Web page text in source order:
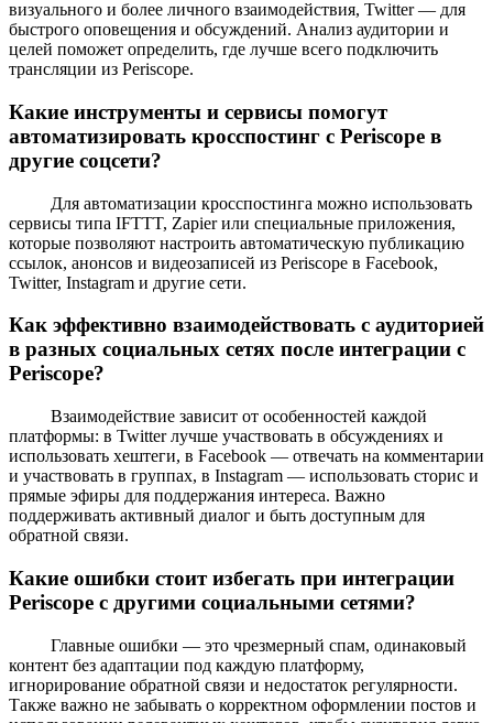
визуального и более личного взаимодействия, Twitter — для
быстрого оповещения и обсуждений. Анализ аудитории и
целей поможет определить, где лучше всего подключить
трансляции из Periscope.
Какие инструменты и сервисы помогут
автоматизировать кросспостинг с Periscope в
другие соцсети?
Для автоматизации кросспостинга можно использовать
сервисы типа IFTTT, Zapier или специальные приложения,
которые позволяют настроить автоматическую публикацию
ссылок, анонсов и видеозаписей из Periscope в Facebook,
Twitter, Instagram и другие сети.
Как эффективно взаимодействовать с аудиторией
в разных социальных сетях после интеграции с
Periscope?
Взаимодействие зависит от особенностей каждой
платформы: в Twitter лучше участвовать в обсуждениях и
использовать хештеги, в Facebook — отвечать на комментарии
и участвовать в группах, в Instagram — использовать сторис и
прямые эфиры для поддержания интереса. Важно
поддерживать активный диалог и быть доступным для
обратной связи.
Какие ошибки стоит избегать при интеграции
Periscope с другими социальными сетями?
Главные ошибки — это чрезмерный спам, одинаковый
контент без адаптации под каждую платформу,
игнорирование обратной связи и недостаток регулярности.
Также важно не забывать о корректном оформлении постов и